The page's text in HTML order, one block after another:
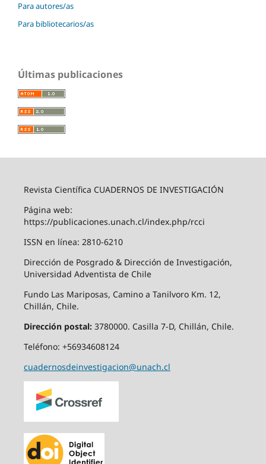
Para autores/as
Para bibliotecarios/as
Últimas publicaciones
Revista Científica CUADERNOS DE INVESTIGACIÓN
Página web:
https://publicaciones.unach.cl/index.php/rcci
ISSN en línea: 2810-6210
Dirección de Posgrado & Dirección de Investigación,
Universidad Adventista de Chile
Fundo Las Mariposas, Camino a Tanilvoro Km. 12,
Chillán, Chile.
Dirección postal:3780000. Casilla 7-D, Chillán, Chile.
Teléfono: +56934608124
cuadernosdeinvestigacion@unach.cl